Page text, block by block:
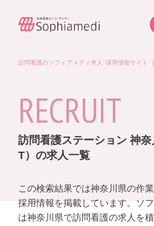
訪問看護のソフィアメディ求人･採用情報サイト
RECRUIT
訪問看護ステーション 神
T）の求人一覧
この検索結果では神奈川県の作
採用情報を掲載しています。ソ
は神奈川県で訪問看護の求人を